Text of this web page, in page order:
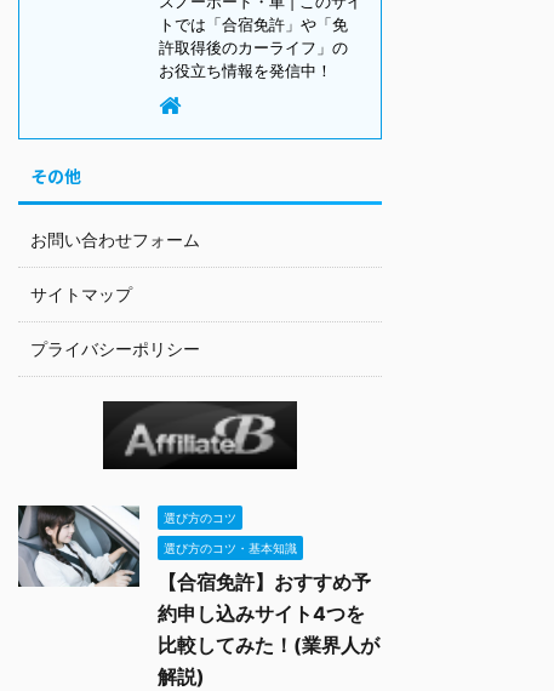
トでは「合宿免許」や「免
許取得後のカーライフ」の
お役立ち情報を発信中！
その他
お問い合わせフォーム
サイトマップ
プライバシーポリシー
選び方のコツ
選び方のコツ・基本知識
【合宿免許】おすすめ予
約申し込みサイト4つを
比較してみた！(業界人が
解説)